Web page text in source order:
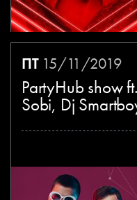
ПТ15/11/2019
PartyHub show
Sobi, Dj